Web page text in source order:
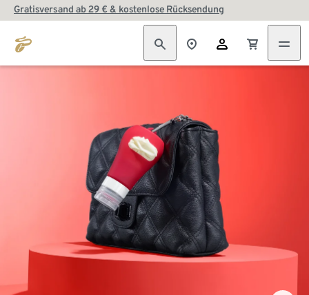
Gratisversand ab 29 € & kostenlose Rücksendung